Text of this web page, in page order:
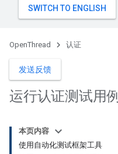
OpenThread 认证
发送反馈
运行认证测试用例
本页内容
使用自动化测试框架工具